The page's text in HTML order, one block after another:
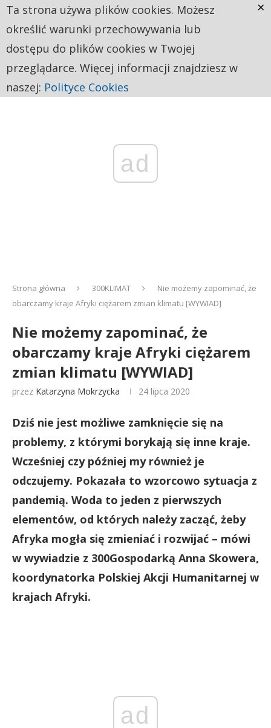
ad
Strona główna 300KLIMAT
Nie możemy zapominać, że
obarczamy kraje Afryki ciężarem zmian klimatu [WYWIAD]
Nie możemy zapominać, że
obarczamy kraje Afryki ciężarem
zmian klimatu [WYWIAD]
przez Katarzyna Mokrzycka 24 lipca 2020
Dziś nie jest możliwe zamknięcie się na
problemy, z którymi borykają się inne kraje.
Wcześniej czy później my również je
odczujemy. Pokazała to wzorcowo sytuacja z
pandemią. Woda to jeden z pierwszych
elementów, od których należy zacząć, żeby
Afryka mogła się zmieniać i rozwijać – mówi
w wywiadzie z 300Gospodarką Anna Skowera,
koordynatorka Polskiej Akcji Humanitarnej w
krajach Afryki.
ad
Ta strona używa plików cookies. Możesz
określić warunki przechowywania lub
dostępu do plików cookies w Twojej
przeglądarce. Więcej informacji znajdziesz w
naszej: Polityce Cookies
×